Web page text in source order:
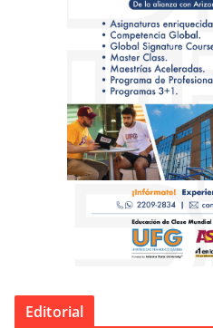
Editorial